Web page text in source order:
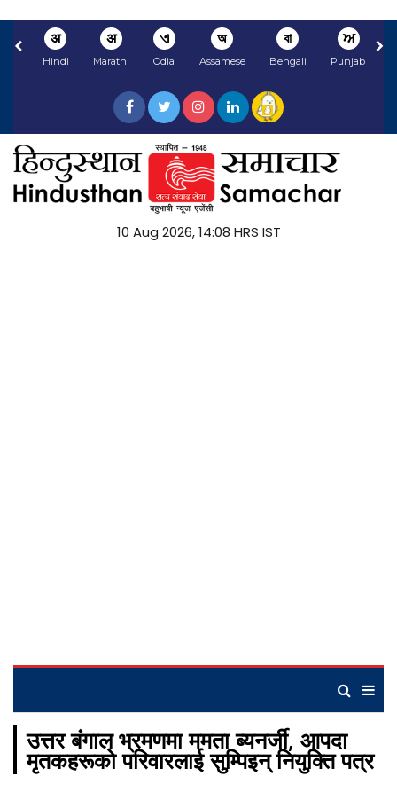
अ
Hindi
अ
Marathi
ଏ
Odia
অ
Assamese
বা
Bengali
ਅ
Punjabi
10 Aug 2026, 14:08 HRS IST
उत्तर बंगाल भ्रमणमा ममता ब्यनर्जी, आपदा
मृतकहरूको परिवारलाई सुम्पिइन् नियुक्ति पत्र